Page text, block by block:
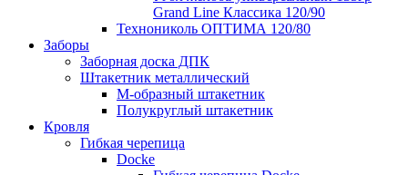
Grand Line Классика 120/90
Технониколь ОПТИМА 120/80
Заборы
Заборная доска ДПК
Штакетник металлический
М-образный штакетник
Полукруглый штакетник
Кровля
Гибкая черепица
Docke